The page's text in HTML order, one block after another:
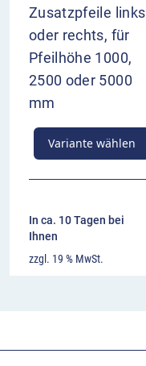
Zusatzpfeile links
oder rechts, für
Pfeilhöhe 1000,
2500 oder 5000
mm
Variante wählen
In ca. 10 Tagen bei
Ihnen
zzgl. 19 % MwSt.